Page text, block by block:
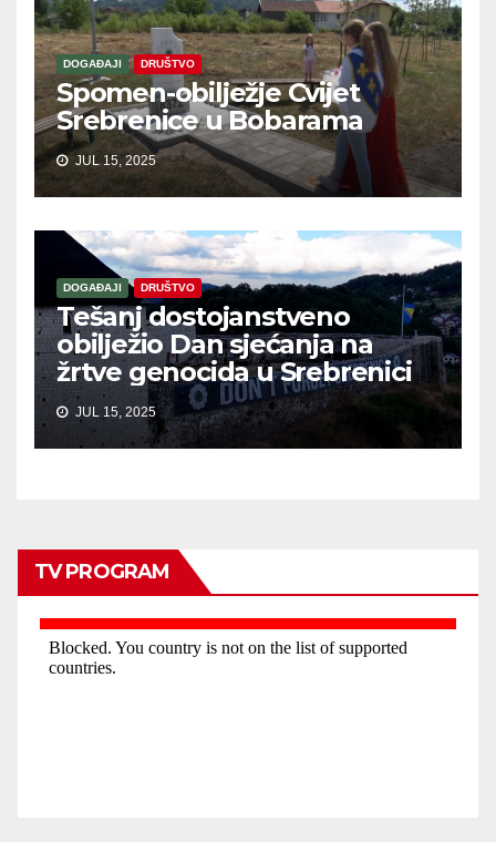
DOGAĐAJI DRUŠTVO
Spomen-obilježje Cvijet
Srebrenice u Bobarama
JUL 15, 2025
DOGAĐAJI DRUŠTVO
Tešanj dostojanstveno
obilježio Dan sjećanja na
žrtve genocida u Srebrenici
JUL 15, 2025
TV PROGRAM